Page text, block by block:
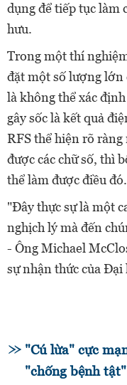
dụng để tiếp tục làm
hưu.
Trong một thí
đặt một số lượng lớn
là không thể xác
gây sốc là kết quả
RFS thể hiện rõ
được các chữ số, thì
thể làm được điều đó.
"Đây thực sự là một
nghịch lý mà đến
- Ông Michael
sự nhận thức của
"Cú lừa" cực
"chống bệnh